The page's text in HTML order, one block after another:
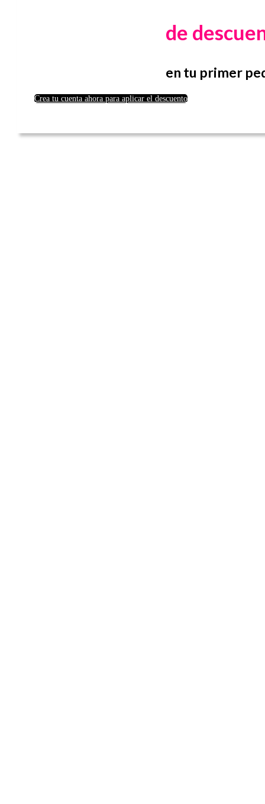
de
en tu primer
Crea tu cuenta ahora para aplicar el descuento